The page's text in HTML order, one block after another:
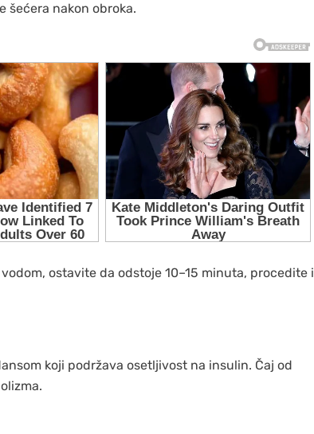
šećera nakon obroka.
ostavite da odstoje 10–15 minuta, procedite i
koji podržava osetljivost na insulin. Čaj od